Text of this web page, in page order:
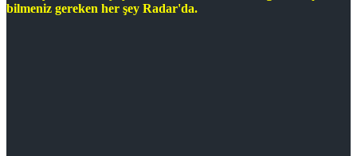
bilmeniz gereken her şey Radar'da.